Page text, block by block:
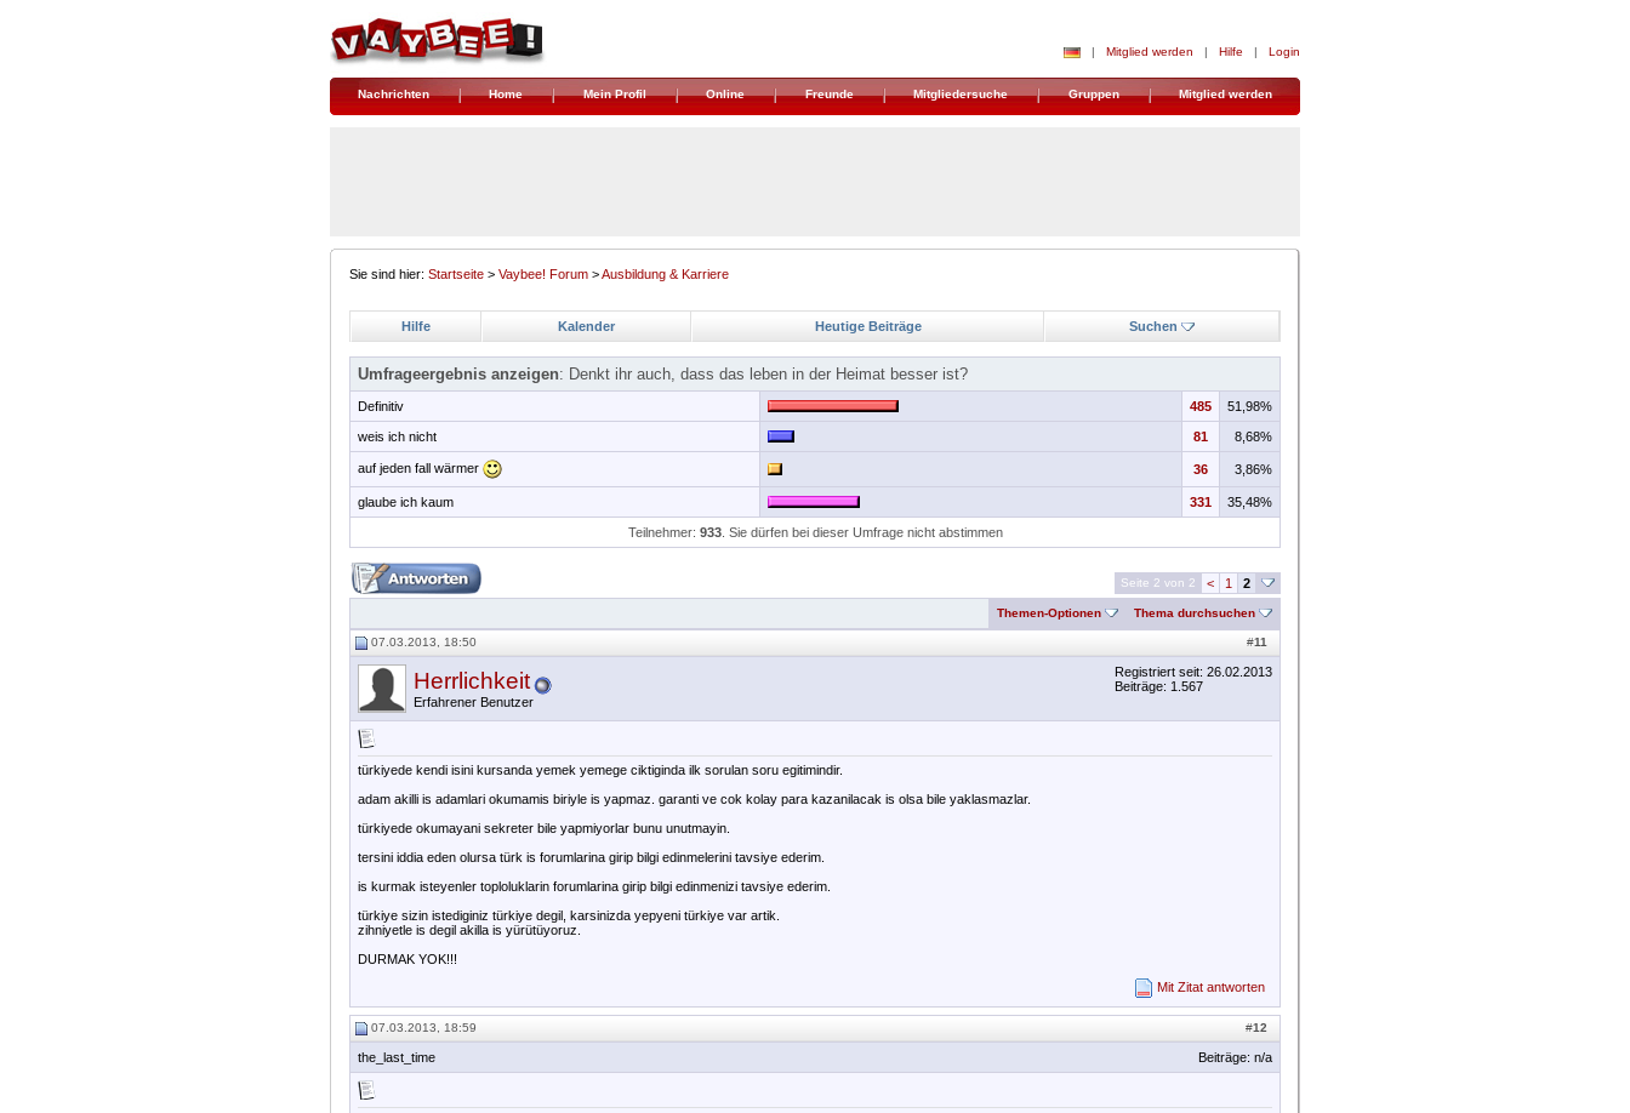
| Mitglied werden | Hilfe | Login
Nachrichten Home Mein Profil Online Freunde Mitgliedersuche Gruppen Mitglied werden
Sie sind hier: Startseite > Vaybee! Forum >Ausbildung & Karriere
Hilfe Kalender Heutige Beiträge Suchen
Umfrageergebnis anzeigen: Denkt ihr auch, dass das leben in der Heimat besser ist?
Definitiv 485 51,98%
weis ich nicht 81 8,68%
auf jeden fall wärmer 36 3,86%
glaube ich kaum 331 35,48%
Teilnehmer: 933. Sie dürfen bei dieser Umfrage nicht abstimmen
Seite 2 von 2 < 1 2
Themen-Optionen Thema durchsuchen
#11
07.03.2013, 18:50
Herrlichkeit
Erfahrener Benutzer
Registriert seit: 26.02.2013
Beiträge: 1.567
türkiyede kendi isini kursanda yemek yemege ciktiginda ilk sorulan soru egitimindir.
adam akilli is adamlari okumamis biriyle is yapmaz. garanti ve cok kolay para kazanilacak is olsa bile yaklasmazlar.
türkiyede okumayani sekreter bile yapmiyorlar bunu unutmayin.
tersini iddia eden olursa türk is forumlarina girip bilgi edinmelerini tavsiye ederim.
is kurmak isteyenler toploluklarin forumlarina girip bilgi edinmenizi tavsiye ederim.
türkiye sizin istediginiz türkiye degil, karsinizda yepyeni türkiye var artik.
zihniyetle is degil akilla is yürütüyoruz.
DURMAK YOK!!!
Mit Zitat antworten
#12
07.03.2013, 18:59
the_last_time Beiträge: n/a